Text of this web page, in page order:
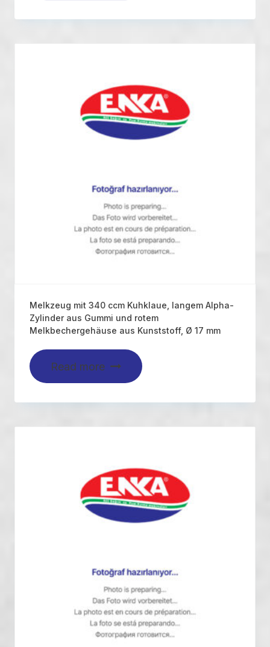
Melkzeug mit 340 ccm Kuhklaue, langem Alpha-
Zylinder aus Gummi und rotem
Melkbechergehäuse aus Kunststoff, Ø 17 mm
Read more